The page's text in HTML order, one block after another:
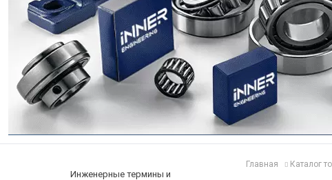
Инженерные термины и
Главная Каталог